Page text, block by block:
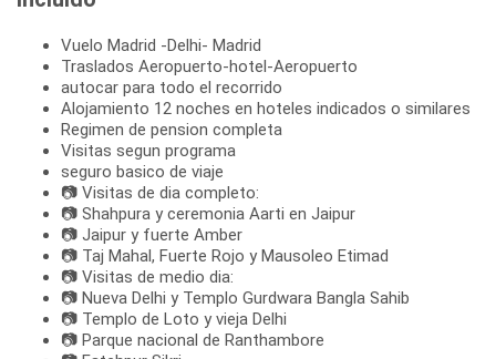
Vuelo Madrid -Delhi- Madrid
Traslados Aeropuerto-hotel-Aeropuerto
autocar para todo el recorrido
Alojamiento 12 noches en hoteles indicados o similares
Regimen de pension completa
Visitas segun programa
seguro basico de viaje
📷 Visitas de dia completo:
📷 Shahpura y ceremonia Aarti en Jaipur
📷 Jaipur y fuerte Amber
📷 Taj Mahal, Fuerte Rojo y Mausoleo Etimad
📷 Visitas de medio dia:
📷 Nueva Delhi y Templo Gurdwara Bangla Sahib
📷 Templo de Loto y vieja Delhi
📷 Parque nacional de Ranthambore